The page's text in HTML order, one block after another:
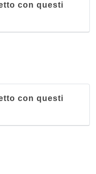
con questi
con questi